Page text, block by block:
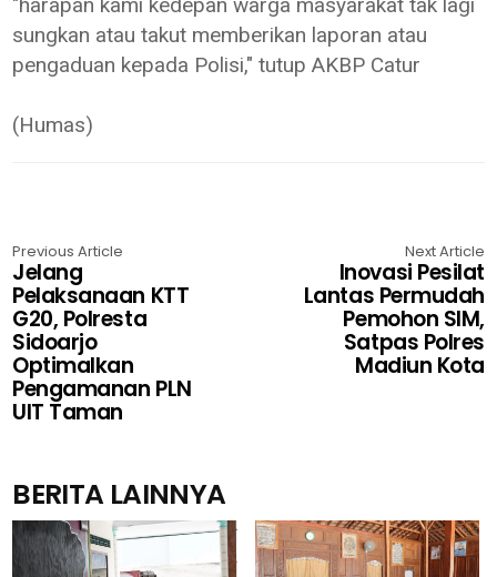
sungkan atau takut memberikan laporan atau
pengaduan kepada Polisi," tutup AKBP Catur
(Humas)
Previous Article
Jelang
Pelaksanaan KTT
G20, Polresta
Sidoarjo
Optimalkan
Pengamanan PLN
UIT Taman
Next Article
Inovasi Pesilat
Lantas Permudah
Pemohon SIM,
Satpas Polres
Madiun Kota
BERITA LAINNYA